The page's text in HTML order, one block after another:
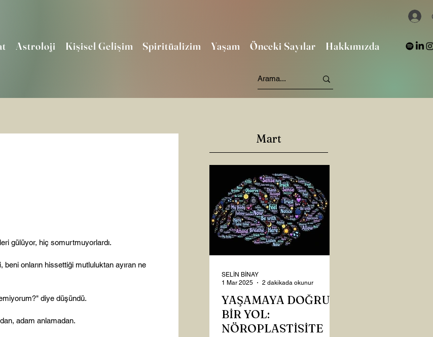
Astroloji Kişisel Gelişim Spiritüalizim Yaşam Önceki Sayılar Hakkımızda
gülüyor, hiç somurtmuyorlardı.
onların hissettiği mutluluktan ayıran ne
diye düşündü.
adam anlamadan.
Mart
YAŞAMAYA DOĞRU
BİR YOL:
NÖROPLASTİSİTE
SELİN BİNAY
1 Mar 2025
2 dakikada okunur